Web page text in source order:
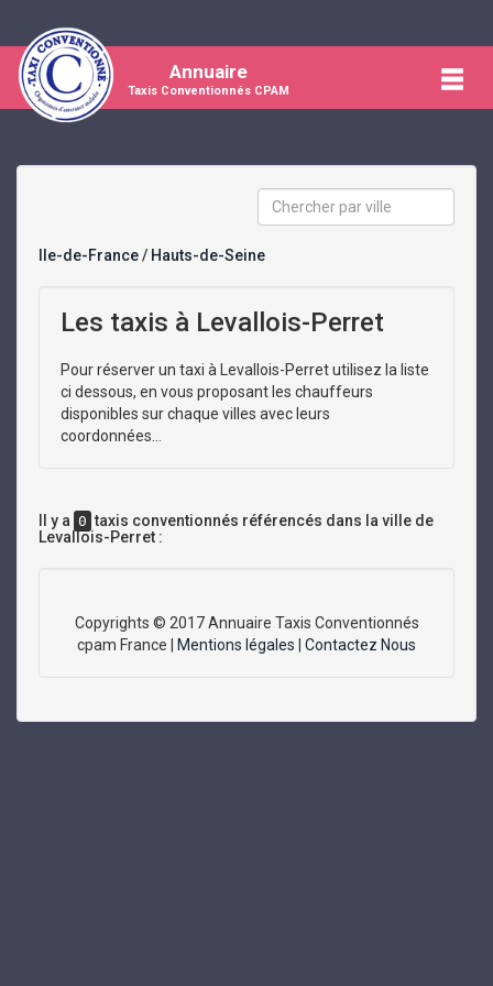
Annuaire
Taxis Conventionnés CPAM
Ile-de-France/ Hauts-de-Seine
Les taxis à Levallois-Perret
Pour réserver un taxi à Levallois-Perret utilisez la liste
ci dessous, en vous proposant les chauffeurs
disponibles sur chaque villes avec leurs
coordonnées...
Il y a 0 taxis conventionnés référencés dans la ville de
Levallois-Perret :
Copyrights © 2017 Annuaire Taxis Conventionnés
cpam France |
Mentions légales Contactez Nous